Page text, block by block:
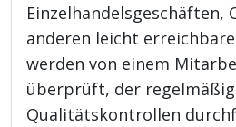
Einzelhandelsgeschäften,
anderen leicht
werden von einem
überprüft, der
Qualitätskontrollen